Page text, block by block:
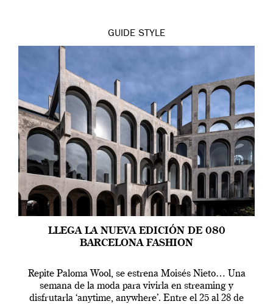
GUIDE STYLE
LLEGA LA NUEVA EDICIÓN DE 080
BARCELONA FASHION
Repite Paloma Wool, se estrena Moisés Nieto… Una
semana de la moda para vivirla en streaming y
disfrutarla ‘anytime, anywhere’. Entre el 25 al 28 de